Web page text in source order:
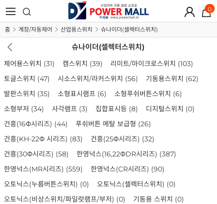
0
홈 계장/자동제어 산업용스위치 슈나이더(셀렉터스위치)
슈나이더(셀렉터스위치)
제어용스위치 (31) 캠스위치 (39) 리미트/마이크로스위치 (103)
토글스위치 (47) 시소스위치/라커스위치 (56) 기동용스위치 (62)
발판스위치 (35) 소형표시램프 (6) 소형푸쉬버튼스위치 (6)
소형부저 (34) 사각램프 (3) 집합표시등 (8) 디지털스위치 (0)
건흥(16Φ시리즈) (44) 푸쉬버튼 메탈 보급형 (26)
건흥(KH-22Φ 시리즈) (83) 건흥(25Φ시리즈) (32)
건흥(30Φ시리즈) (58) 한영넉스(16,22ΦDR시리즈) (387)
한영넉스(MR시리즈) (559) 한영넉스(CR시리즈) (90)
오토닉스(누름버튼스위치) (0) 오토닉스(셀렉터스위치) (0)
오토닉스(비상스위치/파일럿램프/부저) (0) 기동용 스위치 (0)